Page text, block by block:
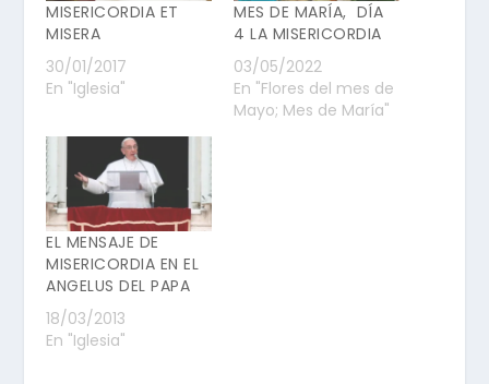
MISERICORDIA ET
MISERA
30/01/2017
En "Iglesia"
MES DE MARÍA, DÍA
4 LA MISERICORDIA
03/05/2022
En "Flores del mes de
Mayo; Mes de María"
EL MENSAJE DE
MISERICORDIA EN EL
ANGELUS DEL PAPA
18/03/2013
En "Iglesia"